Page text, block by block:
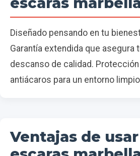
Diseñado pensando en tu
Garantía extendida que asegura
descanso de calidad.
antiácaros para un entorno
Ventajas de